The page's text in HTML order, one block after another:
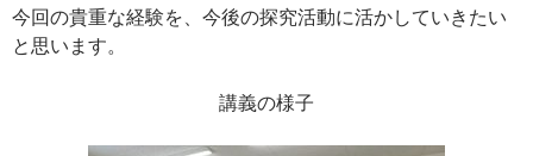
今回の貴重な経験を、今後の探究活動に活かしていきたい
と思います。
講義の様子